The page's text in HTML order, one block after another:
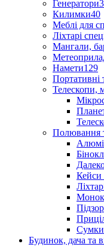
Генератори
Килимки40
Меблі для
Ліхтарі
Мангали,
Намети129
Портативні
Телескопи,
Полювання
Кейси
Сумки
Будинок, дача та